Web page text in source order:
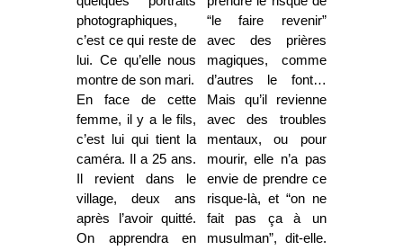
photographiques,
c’est ce qui reste de
lui. Ce qu’elle nous
montre de son mari.
En face de cette
femme, il y a le fils,
c’est lui qui tient la
caméra. Il a 25 ans.
Il revient dans le
village, deux ans
après l’avoir quitté.
On apprendra en
“le faire revenir”
avec des prières
magiques, comme
d’autres le font…
Mais qu’il revienne
avec des troubles
mentaux, ou pour
mourir, elle n’a pas
envie de prendre ce
risque-là, et “on ne
fait pas ça à un
musulman”, dit-elle.